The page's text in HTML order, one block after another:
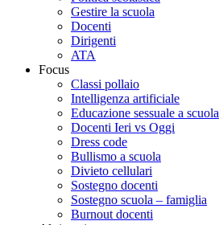
Gestire la scuola
Docenti
Dirigenti
ATA
Focus
Classi pollaio
Intelligenza artificiale
Educazione sessuale a scuola
Docenti Ieri vs Oggi
Dress code
Bullismo a scuola
Divieto cellulari
Sostegno docenti
Sostegno scuola – famiglia
Burnout docenti